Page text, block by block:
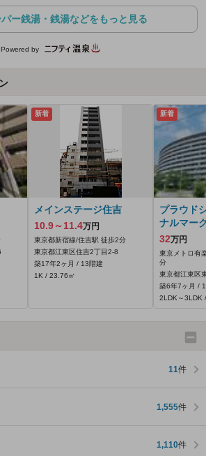
ー銭湯・銭湯などをもっと見る
Powered by
新着
メインステージ住吉
10.9～11.4万円
東京都新宿線/住吉駅 徒歩2分
東京都江東区住吉2丁目2-8
築17年2ヶ月 / 13階建
1K / 23.76㎡
新着
プラウド
ナルマー
32万円
東京メトロ有
分
東京都江東区
築6年7ヶ月 /
2LDK～3LDK
11件
1,555件
1,110件